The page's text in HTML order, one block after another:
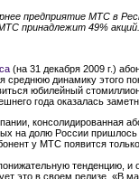
предприятие МТС в
принадлежит 49% акций.
(на 31 декабря 2009 г.)
среднюю динамику этого
юбилейный
года оказалась
консолидированная
на долю России
у МТС появится
тенденцию, и
это в своем релизе. «В